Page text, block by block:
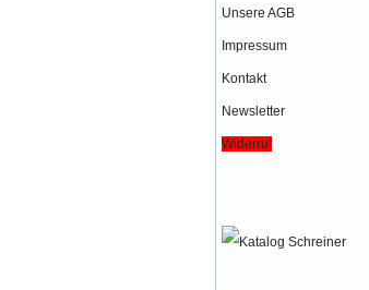
Unsere AGB
Impressum
Kontakt
Newsletter
Widerruf